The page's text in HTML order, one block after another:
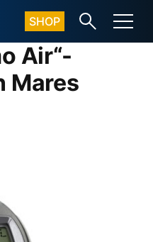
SHOP
Air“-
Mares